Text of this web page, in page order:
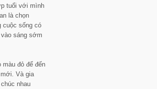
tuổi với mình
là chọn
cuộc sống có
sáng sớm
màu đỏ để đến
mới. Và gia
nhau